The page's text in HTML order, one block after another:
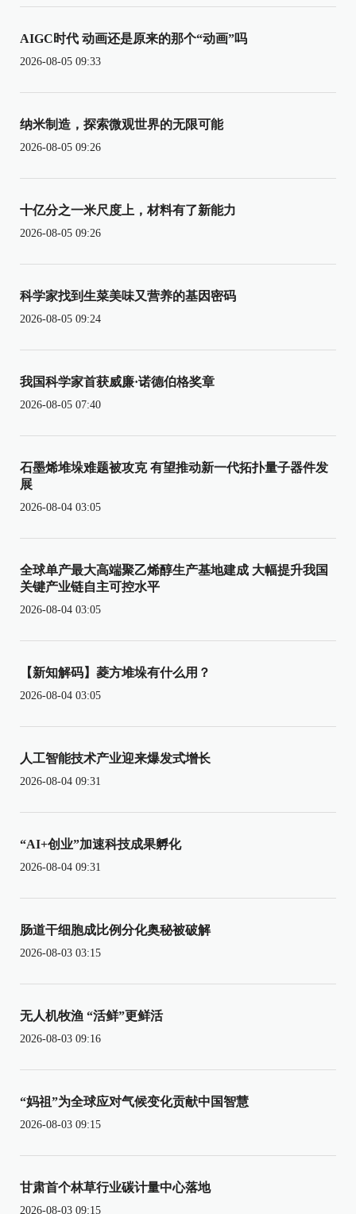
AIGC时代 动画还是原来的那个“动画”吗
2026-08-05 09:33
纳米制造，探索微观世界的无限可能
2026-08-05 09:26
十亿分之一米尺度上，材料有了新能力
2026-08-05 09:26
科学家找到生菜美味又营养的基因密码
2026-08-05 09:24
我国科学家首获威廉·诺德伯格奖章
2026-08-05 07:40
石墨烯堆垛难题被攻克 有望推动新一代拓扑量子器件发
展
2026-08-04 03:05
全球单产最大高端聚乙烯醇生产基地建成 大幅提升我国
关键产业链自主可控水平
2026-08-04 03:05
【新知解码】菱方堆垛有什么用？
2026-08-04 03:05
人工智能技术产业迎来爆发式增长
2026-08-04 09:31
“AI+创业”加速科技成果孵化
2026-08-04 09:31
肠道干细胞成比例分化奥秘被破解
2026-08-03 03:15
无人机牧渔 “活鲜”更鲜活
2026-08-03 09:16
“妈祖”为全球应对气候变化贡献中国智慧
2026-08-03 09:15
甘肃首个林草行业碳计量中心落地
2026-08-03 09:15